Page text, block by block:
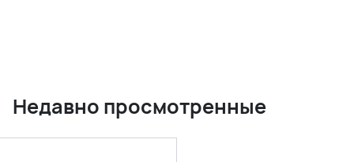
Недавно просмотренные